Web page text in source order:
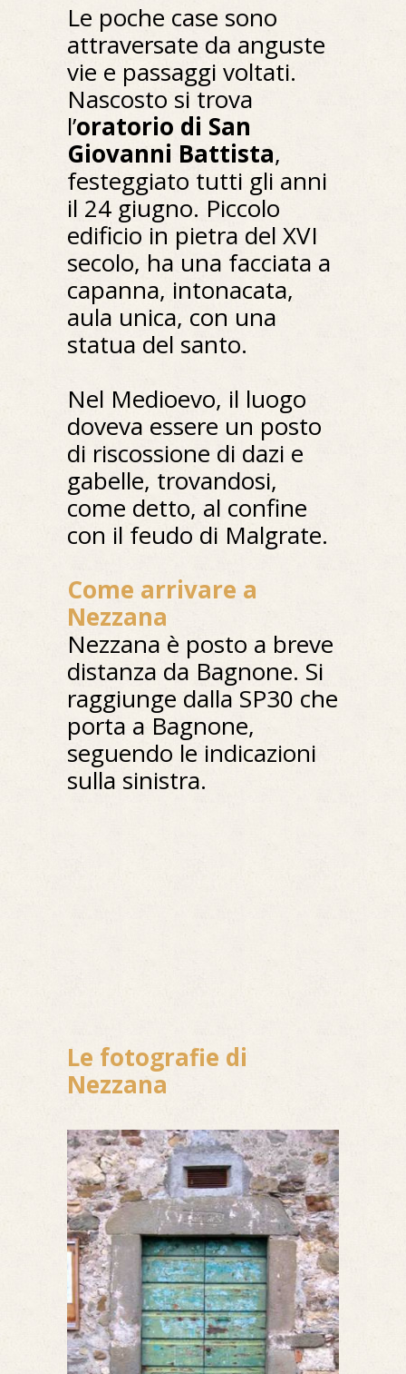
Le poche case sono
attraversate da anguste
vie e passaggi voltati.
Nascosto si trova
l’oratorio di San
Giovanni Battista,
festeggiato tutti gli anni
il 24 giugno. Piccolo
edificio in pietra del XVI
secolo, ha una facciata a
capanna, intonacata,
aula unica, con una
statua del santo.
Nel Medioevo, il luogo
doveva essere un posto
di riscossione di dazi e
gabelle, trovandosi,
come detto, al confine
con il feudo di Malgrate.
Come arrivare a
Nezzana
Nezzana è posto a breve
distanza da Bagnone. Si
raggiunge dalla SP30 che
porta a Bagnone,
seguendo le indicazioni
sulla sinistra.
Le fotografie di
Nezzana